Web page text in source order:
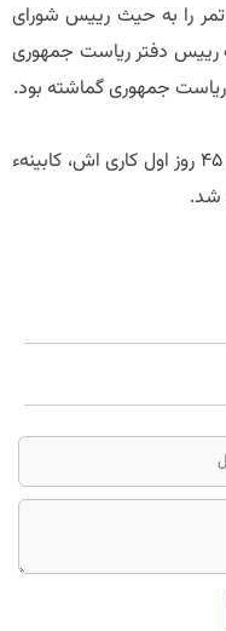
را به حیث رییس شورای
رییس دفتر ریاست جمهوری
جمهوری گماشته بود.
رییس جمهور غنی وعده داده است که در 45 روز اول کاری اش، کابینهء
شد.